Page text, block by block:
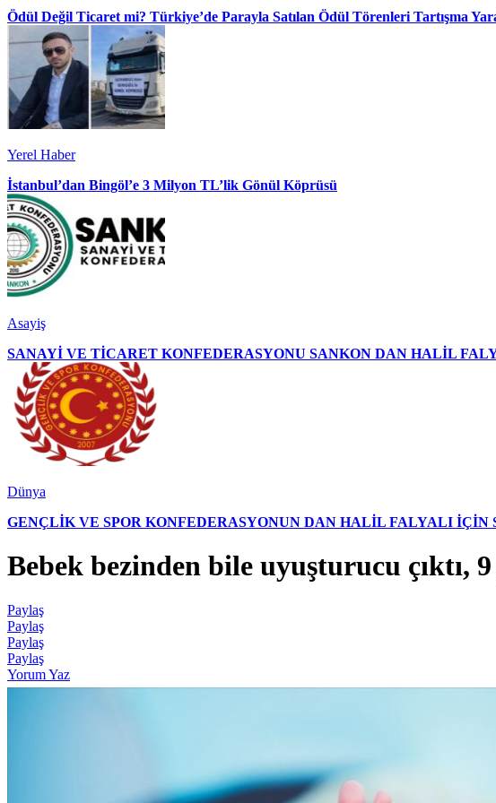
Ödül Değil Ticaret mi? Türkiye’de Parayla Satılan Ödül Törenleri Tartışma
Yerel Haber
İstanbul’dan Bingöl’e 3 Milyon TL’lik Gönül Köprüsü
Asayiş
SANAYİ VE TİCARET KONFEDERASYONU SANKON DAN HALİL
Dünya
GENÇLİK VE SPOR KONFEDERASYONUN DAN HALİL FALYALI
Bebek bezinden bile uyuşturucu çıktı,
Paylaş
Paylaş
Paylaş
Paylaş
Yorum Yaz